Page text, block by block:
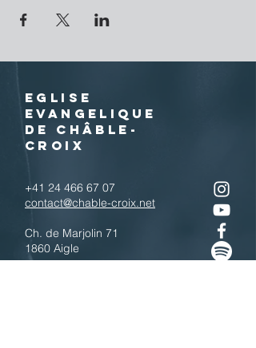
EGLISE
EVANGELIQUE
DE CHÂBLE-
CROIX
+41 24 466 67 07
contact@chable-croix.net
Ch. de Marjolin 71
1860 Aigle